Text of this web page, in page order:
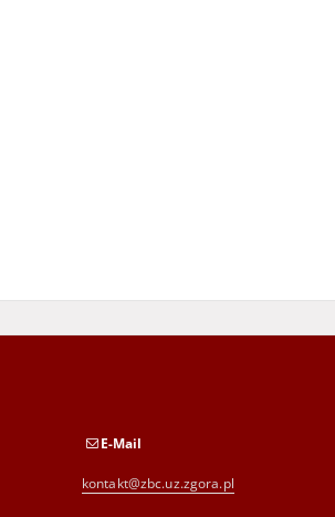
E-Mail
kontakt@zbc.uz.zgora.pl